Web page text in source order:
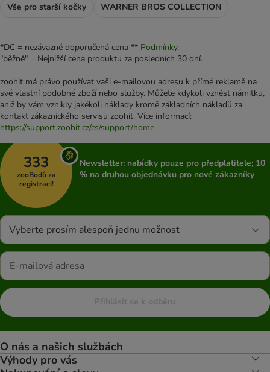
Vše pro starší kočky
WARNER BROS COLLECTION
*DC = nezávazně doporučená cena ** Podmínky.
"běžně" = Nejnižší cena produktu za posledních 30 dní.
zoohit má právo používat vaši e-mailovou adresu k přímé reklamě na
své vlastní podobné zboží nebo služby. Můžete kdykoli vznést námitku,
aniž by vám vznikly jakékoli náklady kromě základních nákladů za
kontakt zákaznického servisu zoohit. Více informací:
https://support.zoohit.cz/cs/support/home
333
zooBodů za
registraci!
Newsletter: nabídky pouze pro předplatitele; 10
% na druhou objednávku pro nové zákazníky
Vyberte prosím alespoň jednu možnost
Přihlásit se k odběru
O nás a našich službách
Výhody pro vás